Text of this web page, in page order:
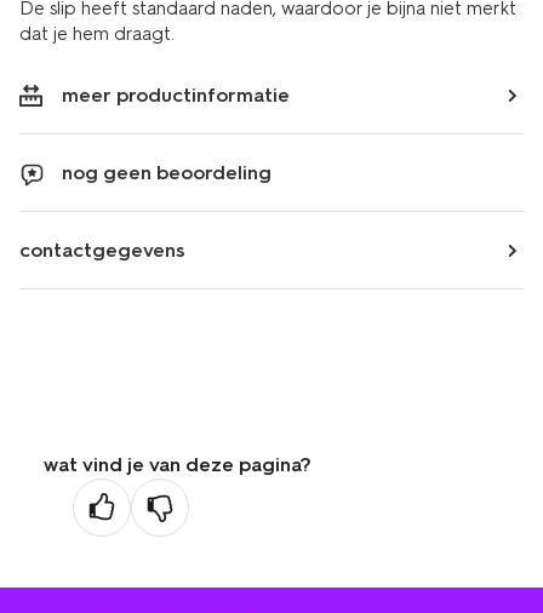
De slip heeft standaard naden, waardoor je bijna niet merkt
dat je hem draagt.
meer productinformatie
nog geen beoordeling
contactgegevens
wat vind je van deze pagina?